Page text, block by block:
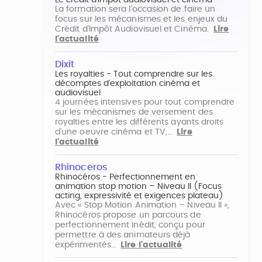
La formation sera l'occasion de faire un
focus sur les mécanismes et les enjeux du
Crédit d'Impôt Audiovisuel et Cinéma.
Lire
l'actualité
Dixit
Les royalties - Tout comprendre sur les
décomptes d'exploitation cinéma et
audiovisuel
4 journées intensives pour tout comprendre
sur les mécanismes de versement des
royalties entre les différents ayants droits
d'une oeuvre cinéma et TV,…
Lire
l'actualité
Rhinoceros
Rhinocéros - Perfectionnement en
animation stop motion – Niveau II (Focus
acting, expressivité et exigences plateau)
Avec « Stop Motion Animation – Niveau II »,
Rhinocéros propose un parcours de
perfectionnement inédit, conçu pour
permettre à des animateurs déjà
expérimentés…
Lire l'actualité